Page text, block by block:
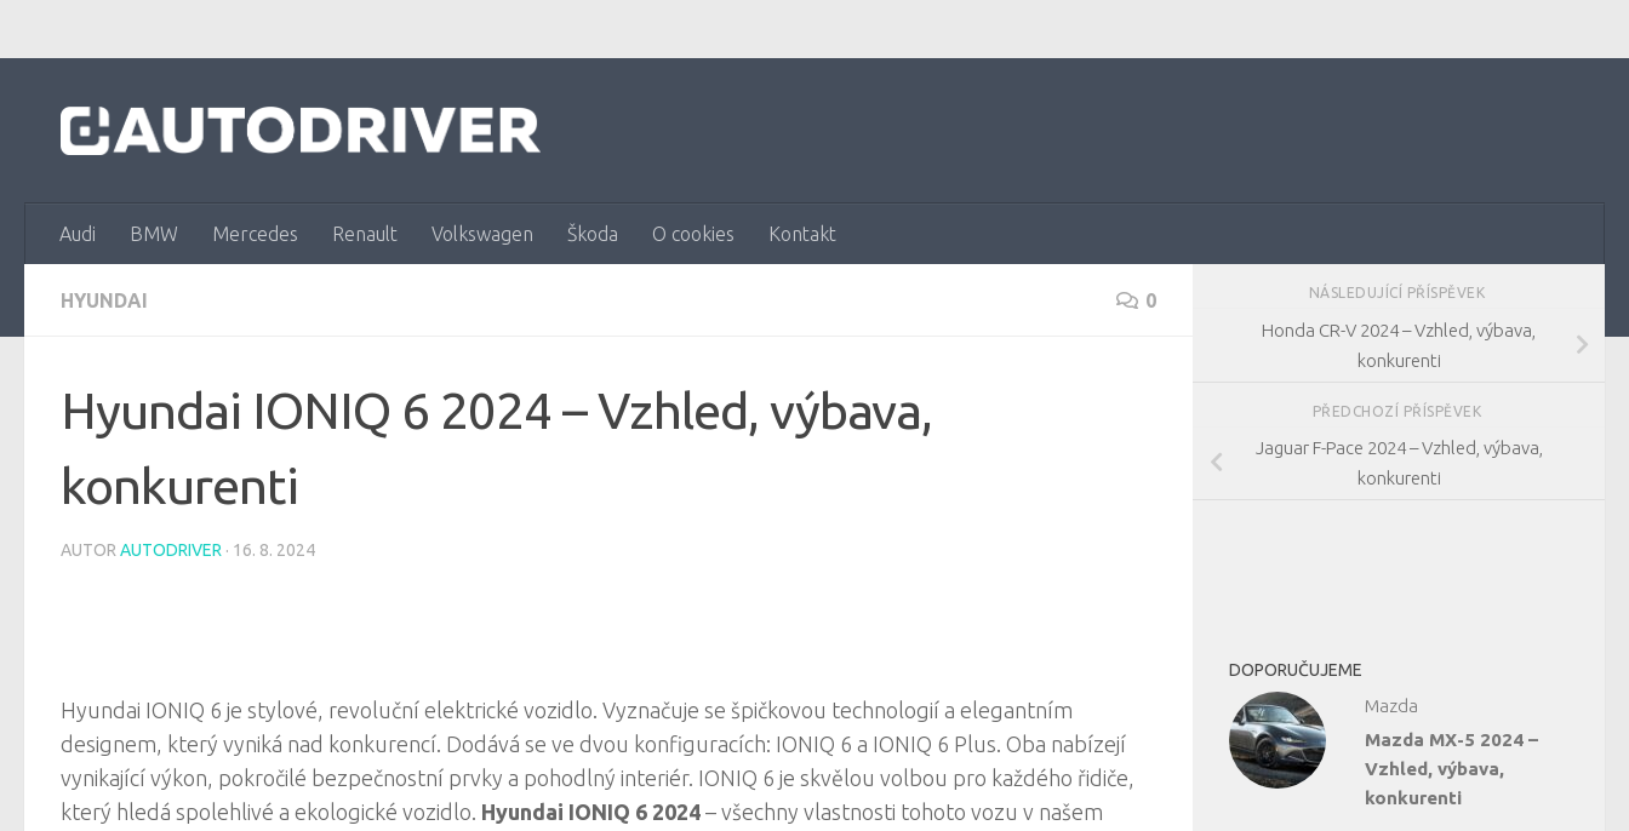
Audi BMW Mercedes Renault Volkswagen Škoda O cookies Kontakt
HYUNDAI 0
Hyundai IONIQ 6 2024 – Vzhled, výbava,
konkurenti
AUTOR AUTODRIVER · 16. 8. 2024
Hyundai IONIQ 6 je stylové, revoluční elektrické vozidlo. Vyznačuje se špičkovou technologií a elegantním
designem, který vyniká nad konkurencí. Dodává se ve dvou konfiguracích: IONIQ 6 a IONIQ 6 Plus. Oba nabízejí
vynikající výkon, pokročilé bezpečnostní prvky a pohodlný interiér. IONIQ 6 je skvělou volbou pro každého řidiče,
který hledá spolehlivé a ekologické vozidlo. Hyundai IONIQ 6 2024 – všechny vlastnosti tohoto vozu v našem
NÁSLEDUJÍCÍ PŘÍSPĚVEK
Honda CR-V 2024 – Vzhled, výbava,
konkurenti
PŘEDCHOZÍ PŘÍSPĚVEK
Jaguar F-Pace 2024 – Vzhled, výbava,
konkurenti
DOPORUČUJEME
Mazda
Mazda MX-5 2024 –
Vzhled, výbava,
konkurenti